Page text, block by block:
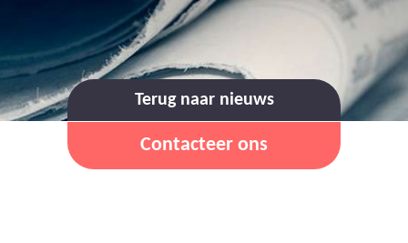
Terug naar nieuws
Contacteer ons